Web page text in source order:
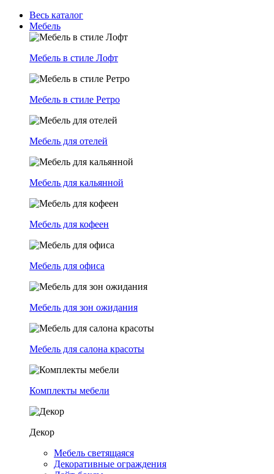
Весь каталог
Мебель
Мебель в стиле Лофт
Мебель в стиле Ретро
Мебель для отелей
Мебель для кальянной
Мебель для кофеен
Мебель для офиса
Мебель для зон ожидания
Мебель для салона красоты
Комплекты мебели
Декор
Мебель светящаяся
Декоративные ограждения